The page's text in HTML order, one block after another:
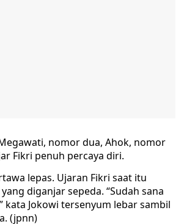
nomor dua, Ahok, nomor
Fikri penuh percaya diri.
lepas. Ujaran Fikri saat itu
diganjar sepeda. “Sudah sana
kata Jokowi tersenyum lebar sambil
(jpnn)